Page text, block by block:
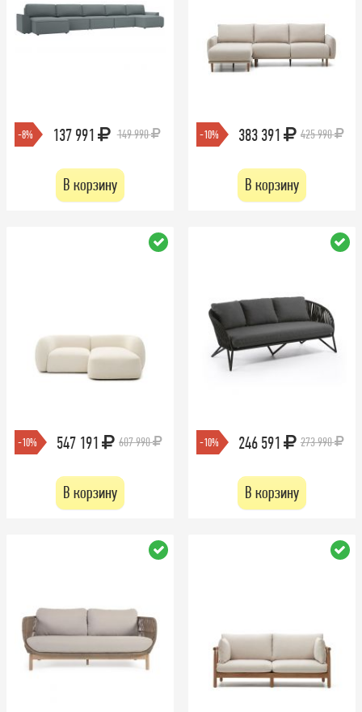
-8% 137 991 149 990
В корзину
-10% 383 391 425 990
В корзину
-10% 547 191 607 990
В корзину
-10% 246 591 273 990
В корзину